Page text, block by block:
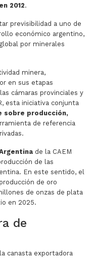
2012.
previsibilidad a uno de
económico argentino,
por minerales
minera,
en sus etapas
cámaras provinciales y
esta iniciativa conjunta
sobre producción,
de referencia
de la CAEM
de las
En este sentido, el
de oro
de onzas de plata
en 2025.
de
canasta exportadora